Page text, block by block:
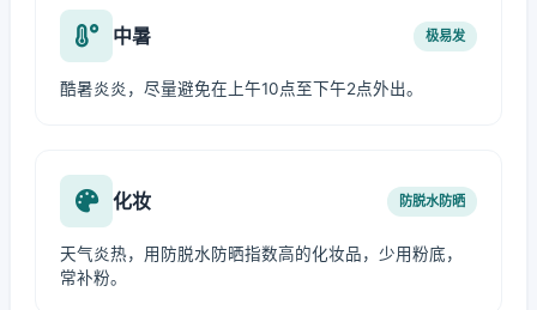
中暑 极易发
酷暑炎炎，尽量避免在上午10点至下午2点外出。
化妆 防脱水防晒
天气炎热，用防脱水防晒指数高的化妆品，少用粉底，
常补粉。